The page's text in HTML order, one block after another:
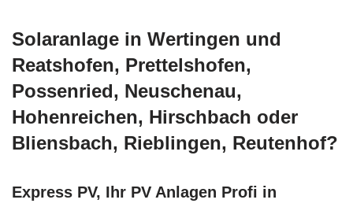
Solaranlage in Wertingen und
Reatshofen, Prettelshofen,
Possenried, Neuschenau,
Hohenreichen, Hirschbach oder
Bliensbach, Rieblingen, Reutenhof?
Express PV, Ihr PV Anlagen Profi in